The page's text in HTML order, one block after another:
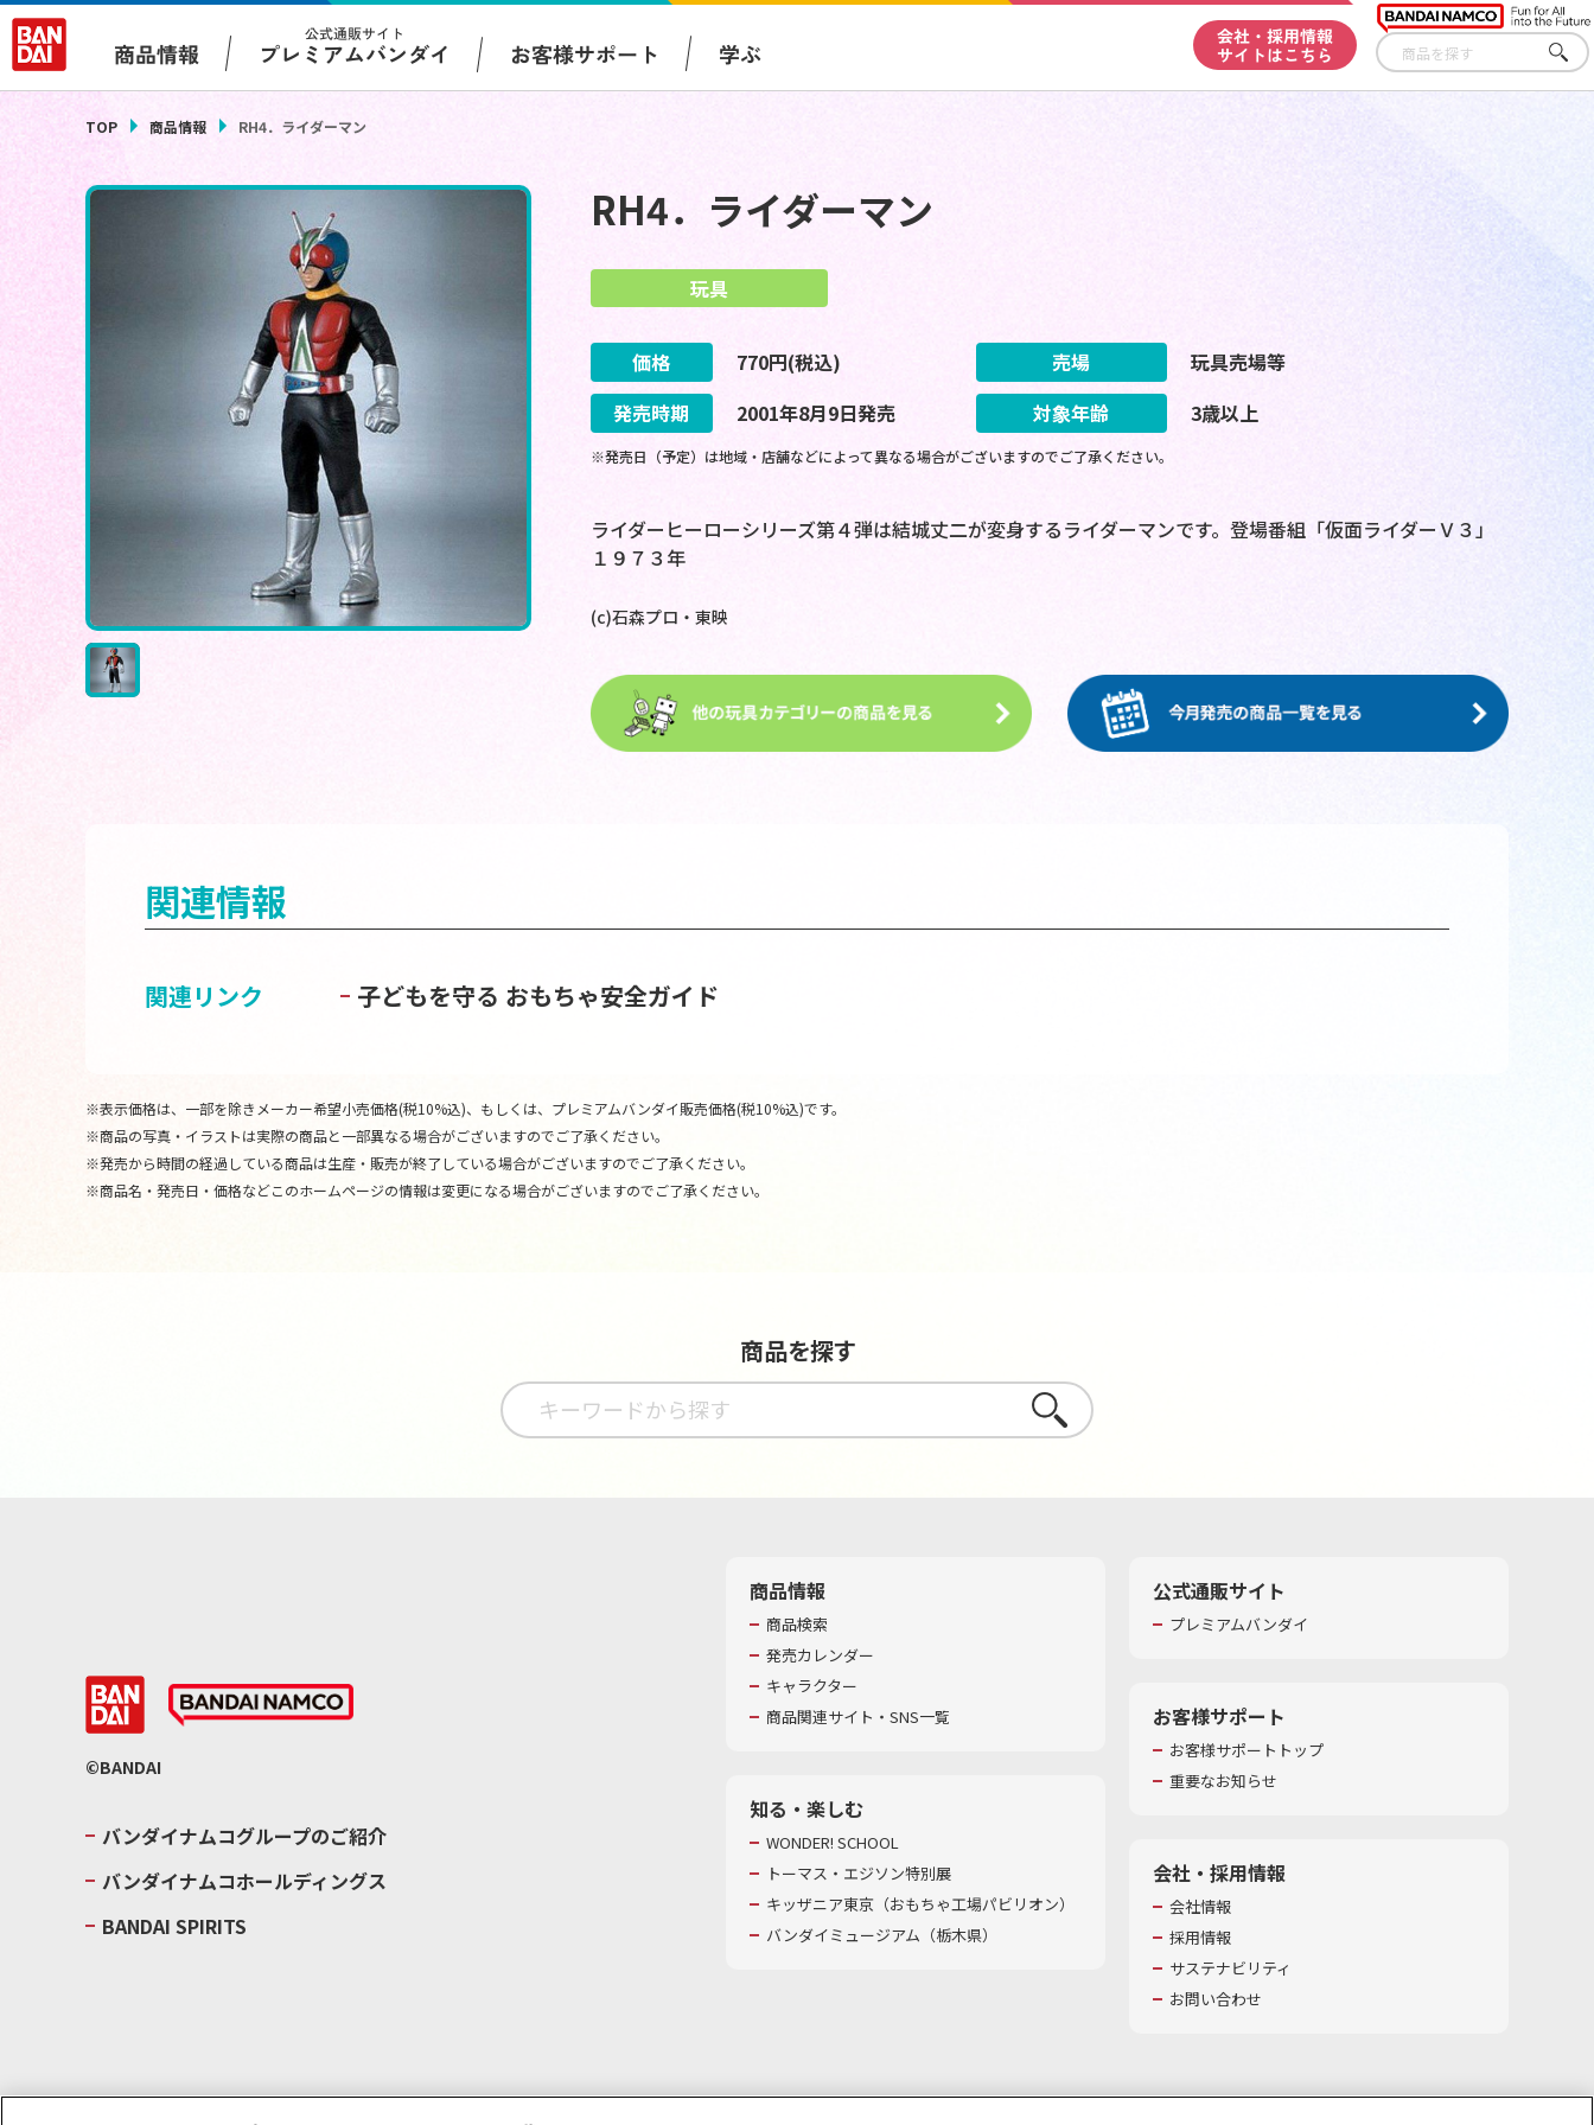
商品情報
公式通販サイト
プレミアムバンダイ お客様サポート 学ぶ
会社・採用情報
サイトはこちら
さが
す
TOP 商品情報 RH4．ライダーマン
RH4．ライダーマン
玩具
価格 770円(税込) 売場
玩具売場等
発売時期
2001年8月9日発売 対象年齢 3歳以上
※発売日（予定）は地域・店舗などによって異なる場合がございますのでご了承ください。
ライダーヒーローシリーズ第４弾は結城丈二が変身するライダーマンです。登場番組「仮面ライダーＶ３」
１９７３年
(c)石森プロ・東映
関連情報
関連リンク 子どもを守る おもちゃ安全ガイド
※表示価格は、一部を除きメーカー希望小売価格(税10%込)、もしくは、プレミアムバンダイ販売価格(税10%込)です。
※商品の写真・イラストは実際の商品と一部異なる場合がございますのでご了承ください。
※発売から時間の経過している商品は生産・販売が終了している場合がございますのでご了承ください。
※商品名・発売日・価格などこのホームページの情報は変更になる場合がございますのでご了承ください。
商品を探す
さがす
©BANDAI
バンダイナムコグループのご紹介
バンダイナムコホールディングス
BANDAI SPIRITS
商品情報
商品検索
発売カレンダー
キャラクター
商品関連サイト・SNS一覧
知る・楽しむ
WONDER! SCHOOL
トーマス・エジソン特別展
キッザニア東京（おもちゃ工場パビリオン）​
バンダイミュージアム（栃木県）
公式通販サイト
プレミアムバンダイ
お客様サポート
お客様サポートトップ
重要なお知らせ
会社・採用情報
会社情報
採用情報
サステナビリティ
お問い合わせ